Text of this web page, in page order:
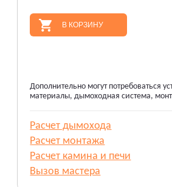
В КОРЗИНУ
Дополнительно могут потребоваться
материалы, дымоходная система,
Расчет дымохода
Расчет монтажа
Расчет камина и печи
Вызов мастера